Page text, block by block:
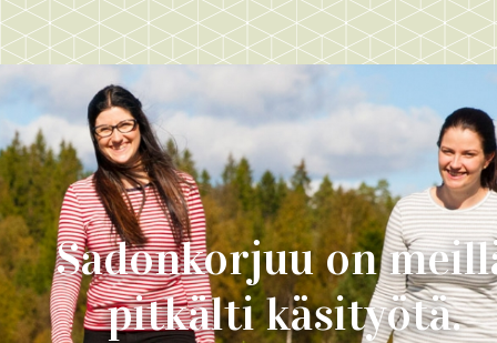
Sadonkorjuu on
pitkälti käsityötä.